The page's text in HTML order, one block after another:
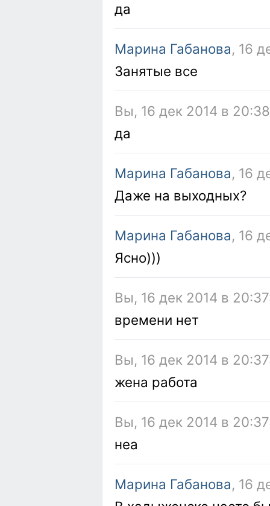
да
Марина Габанова, 16
Занятые все
Вы, 16 дек 2014 в
да
Марина Габанова, 16
Даже на выходных?
Марина Габанова, 16
Ясно)))
Вы, 16 дек 2014 в
времени нет
Вы, 16 дек 2014 в
жена работа
Вы, 16 дек 2014 в
неа
Марина Габанова, 16